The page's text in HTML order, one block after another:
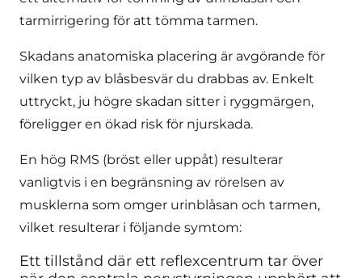
tarmirrigering för att tömma tarmen.
Skadans anatomiska placering är avgörande för
vilken typ av blåsbesvär du drabbas av. Enkelt
uttryckt, ju högre skadan sitter i ryggmärgen,
föreligger en ökad risk för njurskada.
En hög RMS (bröst eller uppåt) resulterar
vanligtvis i en begränsning av rörelsen av
musklerna som omger urinblåsan och tarmen,
vilket resulterar i följande symtom:
Ett tillstånd där ett reflexcentrum tar över